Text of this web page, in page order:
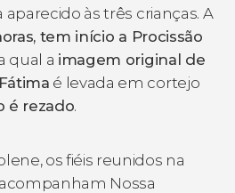
às três crianças. A
tem início a Procissão
qual a imagem original de
é levada em cortejo
é rezado.
os fiéis reunidos na
Nossa